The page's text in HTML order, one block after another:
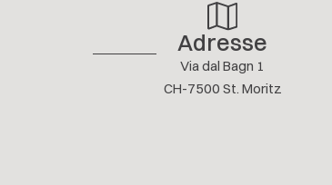
Adresse
Via dal Bagn 1
CH-7500 St. Moritz